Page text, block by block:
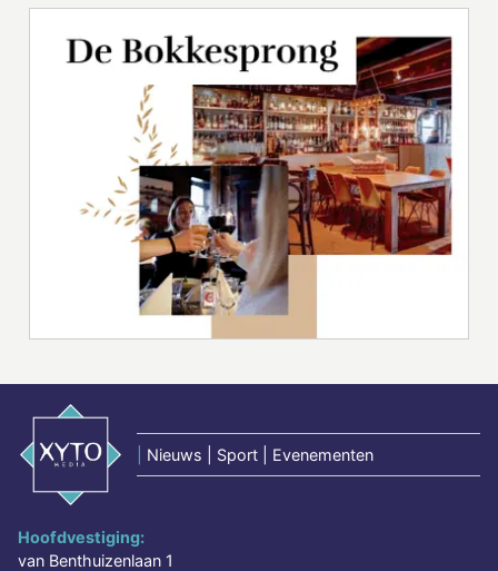
Nieuws | Sport | Evenementen
Hoofdvestiging:
van Benthuizenlaan 1